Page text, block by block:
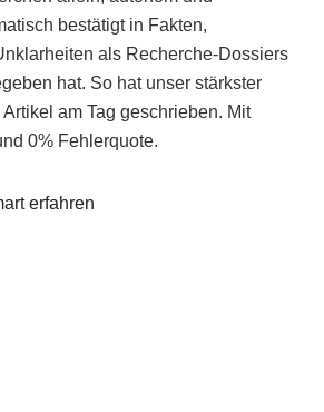
bestätigt in Fakten,
als Recherche-Dossiers
hat. So hat unser stärkster
am Tag geschrieben. Mit
0% Fehlerquote.
erfahren